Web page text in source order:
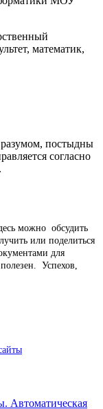
математик,
разумом, постыдны
согласно
можно обсудить
или поделиться
для
Успехов,
Автоматическая